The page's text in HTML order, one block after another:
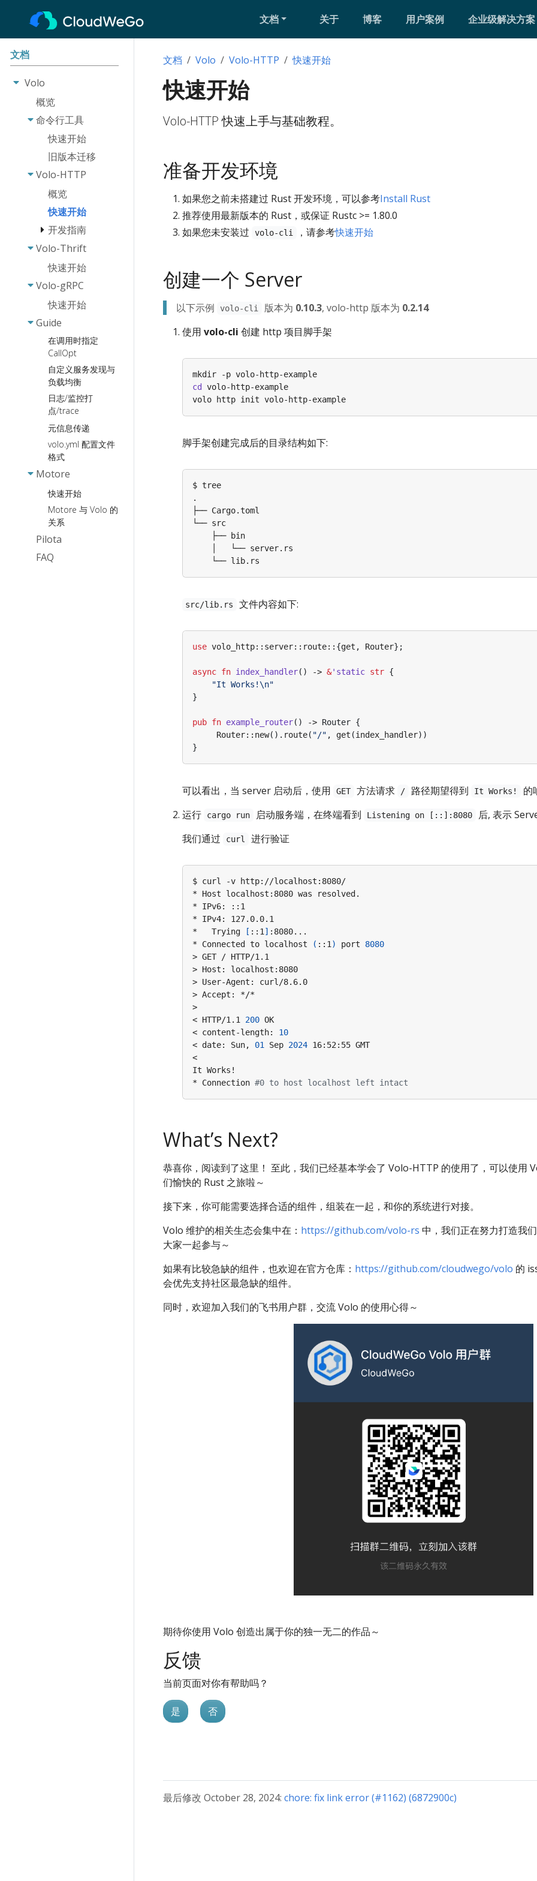
文档 关于 博客 用户案例 企业级解决方案
文档
Volo
概览
命令行工具
快速开始
旧版本迁移
Volo-HTTP
概览
快速开始
开发指南
路由
路由请求
路由响应
Static-FS
中间件
WebSocket
Volo-Thrift
快速开始
Volo-gRPC
快速开始
Guide
在调用时指定
CallOpt
自定义服务发现与
负载均衡
日志/监控打
点/trace
元信息传递
volo.yml 配置文件
格式
Motore
快速开始
Motore 与 Volo 的
关系
Pilota
FAQ
文档 Volo Volo-HTTP 快速开始
快速开始
Volo-HTTP 快速上手与基础教程。
准备开发环境
如果您之前未搭建过 Rust 开发环境，可以参考Install Rust
推荐使用最新版本的 Rust，或保证 Rustc >= 1.80.0
如果您未安装过
volo-cli ，请参考快速开始
创建一个 Server
以下示例 volo-cli 版本为 0.10.3, volo-http 版本为 0.2.14
使用 volo-cli 创建 http 项目脚手架
cd
脚手架创建完成后的目录结构如下:
src/lib.rs 文件内容如下:
use volo_http:: server:: route:: {get , Router};
async fn index_handler() -> &'static str {
"It Works!\n"
}
pub fn example_router() -> Router {
Router:: new(). route( "/" , get (index_handler))
}
可以看出，当 server 启动后，使用 GET 方法请求 / 路径期望得到 It Works!
的
运行
cargo run 启动服务端，在终端看到 Listening on [::]:8080
后, 表示
我们通过
curl 进行验证
*   Trying
[ ::1 ]
* Connected to localhost
( ::1 ) port 8080
< HTTP/1.1 200
< content-length: 10
< date: Sun, 01 Sep 2024
* Connection #0 to host localhost left intact
What’s Next?
恭喜你，阅读到了这里！ 至此，我们已经基本学会了 Volo-HTTP 的使用了，可以使用
们愉快的 Rust 之旅啦～
接下来，你可能需要选择合适的组件，组装在一起，和你的系统进行对接。
Volo 维护的相关生态会集中在： https://github.com/volo-rs 中，我们正在努力打造我
大家一起参与～
如果有比较急缺的组件，也欢迎在官方仓库： https://github.com/cloudwego/volo 的
会优先支持社区最急缺的组件。
同时，欢迎加入我们的飞书用户群，交流 Volo 的使用心得～
期待你使用 Volo 创造出属于你的独一无二的作品～
反馈
当前页面对你有帮助吗？
是 否
最后修改 October 28, 2024: chore: fix link error (#1162) (6872900c)